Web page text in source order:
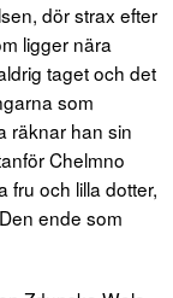
dör strax efter
ligger nära
taget och det
som
räknar han sin
Chelmno
fru och lilla dotter,
ende som